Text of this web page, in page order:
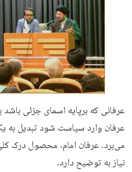
عرفانی که برپایه اسمای جزئی
عرفان وارد سیاست شود تبدیل به
می‌برد. عرفان امام، محصول درک
نیاز به توضیح دارد.